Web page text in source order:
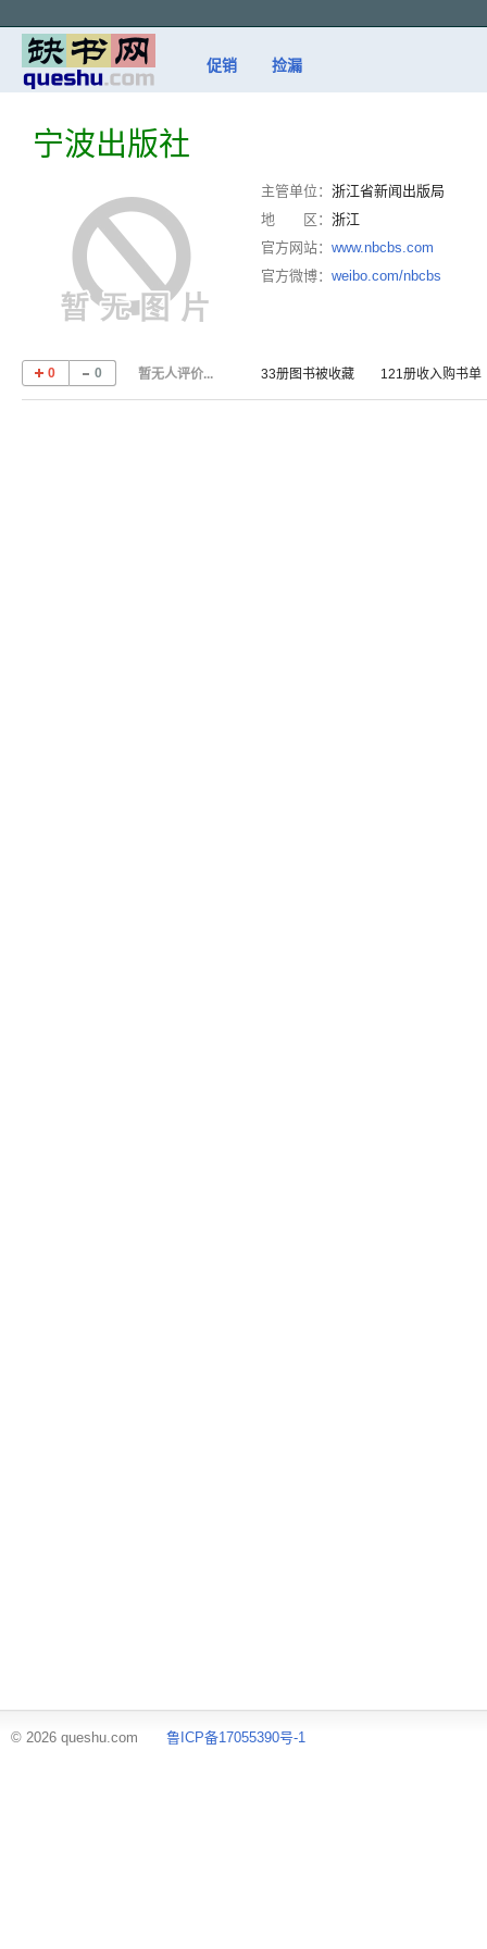
促销 捡漏
宁波出版社
主管单位： 浙江省新闻出版局
地 区： 浙江
官方网站： www.nbcbs.com
官方微博： weibo.com/nbcbs
0 0 暂无人评价... 33册图书被收藏 121册收入购书单
© 2026 queshu.com 鲁ICP备17055390号-1